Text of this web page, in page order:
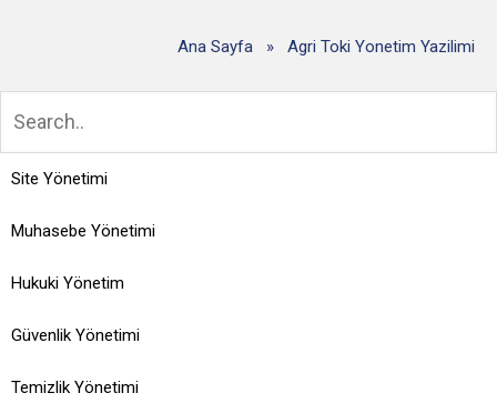
Ana Sayfa » Agri Toki Yonetim Yazilimi
Site Yönetimi
Muhasebe Yönetimi
Hukuki Yönetim
Güvenlik Yönetimi
Temizlik Yönetimi